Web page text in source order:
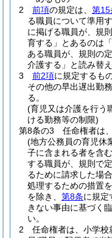
2
前項の規定は、 第15
る職員について準用す
に掲げる職員が、規
育する」とあるのは
ある職員が、規則の
介護する」と読み替
3
前2項に規定するも
その他の早出遅出勤
る。
(育児又は介護を行う
ける勤務等の制限)
第8条の3
任命権者は
(地方公務員の育児休
子に含まれる者を含
する職員が、規則で
るために請求した場
処理するための措置
を除き、 第8条に規定
きない事由に基づく
い。
2
任命権者は、小学